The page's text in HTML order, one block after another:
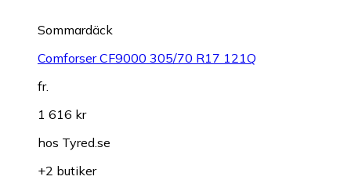
Sommardäck
Comforser CF9000 305/70 R17 121Q
fr.
1 616 kr
hos Tyred.se
+2 butiker